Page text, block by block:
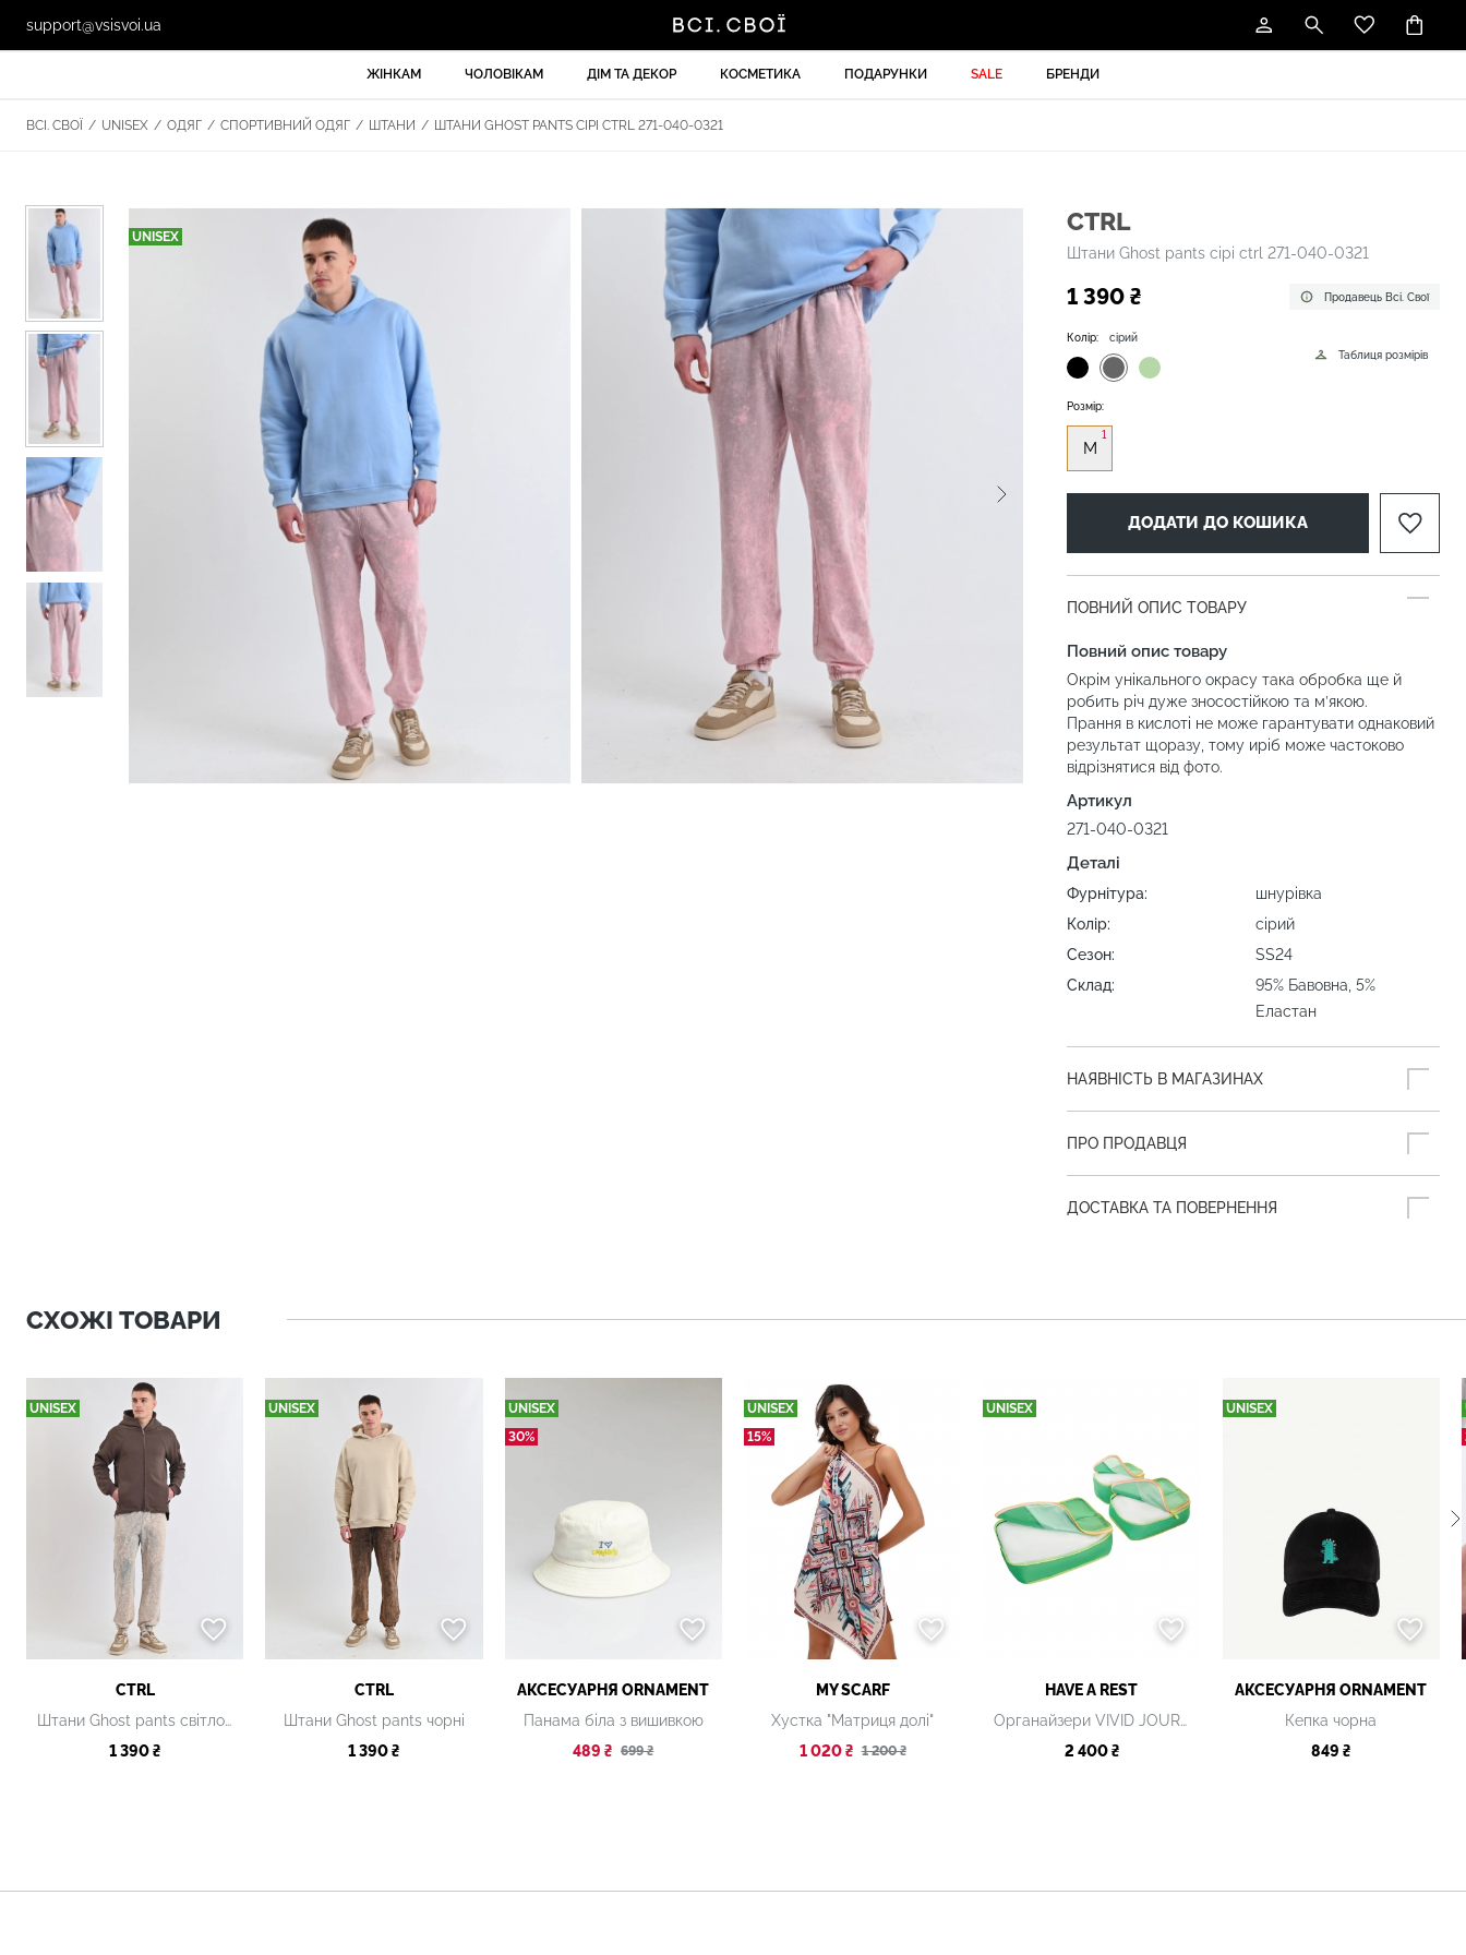
support@vsisvoi.ua
ЖІНКАМ ЧОЛОВІКАМ ДІМ ТА ДЕКОР КОСМЕТИКА ПОДАРУНКИ SALE БРЕНДИ
ВСІ. СВОЇ / UNISEX / ОДЯГ / СПОРТИВНИЙ ОДЯГ / ШТАНИ / ШТАНИ GHOST PANTS СІРІ CTRL 271-040-0321
UNISEX
CTRL
Штани Ghost pants сірі ctrl 271-040-0321
1 390 ₴ Продавець Всі. Свої
Колір:
сірий
Таблиця розмірів
Розмір:
M
1
ДОДАТИ ДО КОШИКА
ПОВНИЙ ОПИС ТОВАРУ
Повний опис товару
Окрім унікального окрасу така обробка ще й
робить річ дуже зносостійкою та м’якою.
Прання в кислоті не може гарантувати однаковий
результат щоразу, тому иріб може частоково
відрізнятися від фото.
Артикул
271-040-0321
Деталі
Фурнітура:
шнурівка
Колір:
сірий
Сезон:
SS24
Склад:
95% Бавовна, 5%
Еластан
НАЯВНІСТЬ В МАГАЗИНАХ
ПРО ПРОДАВЦЯ
ДОСТАВКА ТА ПОВЕРНЕННЯ
СХОЖІ ТОВАРИ
UNISEX
CTRL
Штани Ghost pants світло-зелені
1 390 ₴
UNISEX
CTRL
Штани Ghost pants чорні
1 390 ₴
UNISEX
30%
АКСЕСУАРНЯ ОRNAMENT
Панама біла з вишивкою
489 ₴ 699 ₴
UNISEX
15%
MY SCARF
Хустка "Матриця долі"
1 020 ₴ 1 200 ₴
UNISEX
HAVE A REST
Органайзери VIVID JOURNEY зелені
2 400 ₴
UNISEX
АКСЕСУАРНЯ ОRNAMENT
Кепка чорна
849 ₴